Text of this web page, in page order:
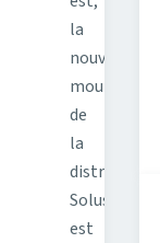
la
nouvelle
mouture
de
la
distribution
Solus
est